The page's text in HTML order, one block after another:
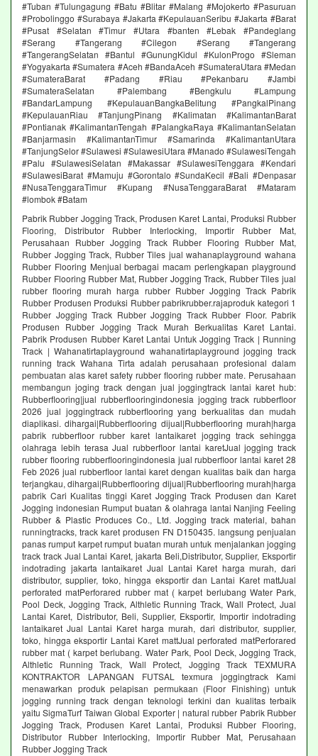
#Tuban #Tulungagung #Batu #Blitar #Malang #Mojokerto #Pasuruan
#Probolinggo #Surabaya #Jakarta #KepulauanSeribu #Jakarta #Barat
#Pusat #Selatan #Timur #Utara #banten #Lebak #Pandeglang
#Serang #Tangerang #Cilegon #Serang #Tangerang
#TangerangSelatan #Bantul #GunungKidul #KulonProgo #Sleman
#Yogyakarta #Sumatera #Aceh #BandaAceh #SumateraUtara #Medan
#SumateraBarat #Padang #Riau #Pekanbaru #Jambi
#SumateraSelatan #Palembang #Bengkulu #Lampung
#BandarLampung #KepulauanBangkaBelitung #PangkalPinang
#KepulauanRiau #TanjungPinang #Kalimatan #KalimantanBarat
#Pontianak #KalimantanTengah #PalangkaRaya #KalimantanSelatan
#Banjarmasin #KalimantanTimur #Samarinda #KalimantanUtara
#TanjungSelor #Sulawesi #SulawesiUtara #Manado #SulawesiTengah
#Palu #SulawesiSelatan #Makassar #SulawesiTenggara #Kendari
#SulawesiBarat #Mamuju #Gorontalo #SundaKecil #Bali #Denpasar
#NusaTenggaraTimur #Kupang #NusaTenggaraBarat #Mataram
#lombok #Batam
Pabrik Rubber Jogging Track, Produsen Karet Lantai, Produksi Rubber
Flooring, Distributor Rubber Interlocking, Importir Rubber Mat,
Perusahaan Rubber Jogging Track Rubber Flooring Rubber Mat,
Rubber Jogging Track, Rubber Tiles jual wahanaplayground wahana
Rubber Flooring Menjual berbagai macam perlengkapan playground
Rubber Flooring Rubber Mat, Rubber Jogging Track, Rubber Tiles jual
rubber flooring murah harga rubber Rubber Jogging Track Pabrik
Rubber Produsen Produksi Rubber pabrikrubber.rajaproduk kategori 1
Rubber Jogging Track Rubber Jogging Track Rubber Floor. Pabrik
Produsen Rubber Jogging Track Murah Berkualitas Karet Lantai.
Pabrik Produsen Rubber Karet Lantai Untuk Jogging Track | Running
Track | Wahanatirtaplayground wahanatirtaplayground jogging track
running track Wahana Tirta adalah perusahaan profesional dalam
pembuatan alas karet safety rubber flooring rubber mate. Perusahaan
membangun joging track dengan jual joggingtrack lantai karet hub:
Rubberflooring|jual rubberflooringindonesia jogging track rubberfloor
2026 jual joggingtrack rubberflooring yang berkualitas dan mudah
diaplikasi. dihargai|Rubberflooring dijual|Rubberflooring murah|harga
pabrik rubberfloor rubber karet lantaikaret jogging track sehingga
olahraga lebih terasa Jual rubberfloor lantai karetJual jogging track
rubber flooring rubberflooringindonesia jual rubberfloor lantai karet 28
Feb 2026 jual rubberfloor lantai karet dengan kualitas baik dan harga
terjangkau, dihargai|Rubberflooring dijual|Rubberflooring murah|harga
pabrik Cari Kualitas tinggi Karet Jogging Track Produsen dan Karet
Jogging indonesian Rumput buatan & olahraga lantai Nanjing Feeling
Rubber & Plastic Produces Co., Ltd. Jogging track material, bahan
runningtracks, track karet produsen FN D150435. langsung penjualan
panas rumput karpet rumput buatan murah untuk menjalankan jogging
track track Jual Lantai Karet, jakarta Beli,Distributor, Supplier, Eksportir
indotrading jakarta lantaikaret Jual Lantai Karet harga murah, dari
distributor, supplier, toko, hingga eksportir dan Lantai Karet mattJual
perforated matPerforared rubber mat ( karpet berlubang Water Park,
Pool Deck, Jogging Track, Althletic Running Track, Wall Protect, Jual
Lantai Karet, Distributor, Beli, Supplier, Eksportir, Importir indotrading
lantaikaret Jual Lantai Karet harga murah, dari distributor, supplier,
toko, hingga eksportir Lantai Karet mattJual perforated matPerforared
rubber mat ( karpet berlubang. Water Park, Pool Deck, Jogging Track,
Althletic Running Track, Wall Protect, Jogging Track TEXMURA
KONTRAKTOR LAPANGAN FUTSAL texmura joggingtrack Kami
menawarkan produk pelapisan permukaan (Floor Finishing) untuk
jogging running track dengan teknologi terkini dan kualitas terbaik
yaitu SigmaTurf Taiwan Global Exporter | natural rubber Pabrik Rubber
Jogging Track, Produsen Karet Lantai, Produksi Rubber Flooring,
Distributor Rubber Interlocking, Importir Rubber Mat, Perusahaan
Rubber Jogging Track